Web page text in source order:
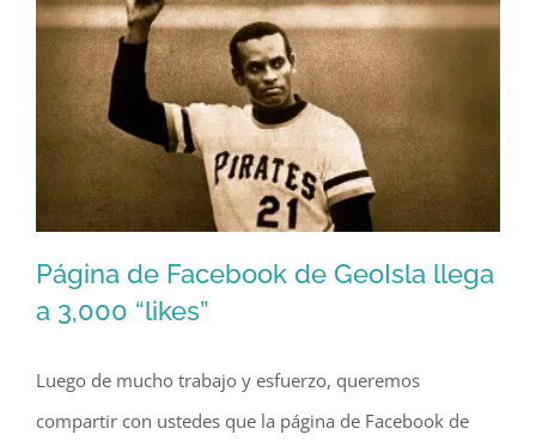
Página de Facebook de GeoIsla llega
a 3,000 “likes”
Página de Facebook de GeoIsla llega
a 3,000 “likes”
Luego de mucho trabajo y esfuerzo, queremos
compartir con ustedes que la página de Facebook de